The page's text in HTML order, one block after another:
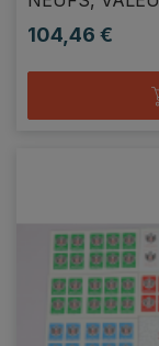
Prix
104,46 €